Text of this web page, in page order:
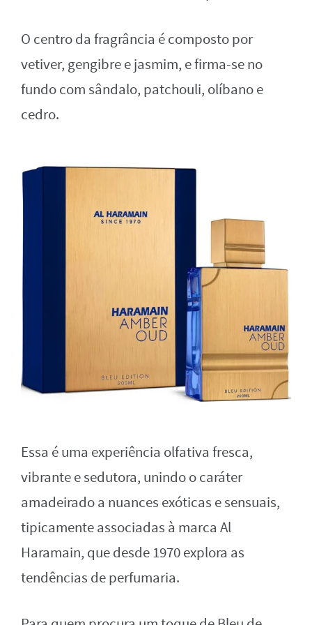
O centro da fragrância é composto por
vetiver, gengibre e jasmim, e firma-se no
fundo com sândalo, patchouli, olíbano e
cedro.
Essa é uma experiência olfativa fresca,
vibrante e sedutora, unindo o caráter
amadeirado a nuances exóticas e sensuais,
tipicamente associadas à marca Al
Haramain, que desde 1970 explora as
tendências de perfumaria.